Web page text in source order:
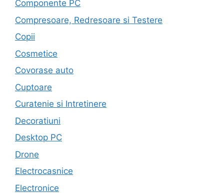
Componente PC
Compresoare, Redresoare si Testere
Copii
Cosmetice
Covorase auto
Cuptoare
Curatenie si Intretinere
Decoratiuni
Desktop PC
Drone
Electrocasnice
Electronice